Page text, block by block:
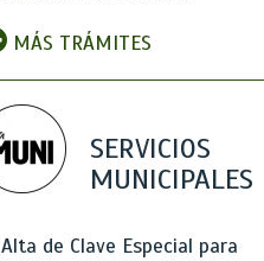
MÁS TRÁMITES
SERVICIOS
MUNICIPALES
Alta de Clave Especial para